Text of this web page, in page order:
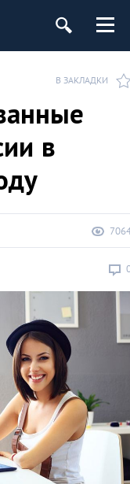
В ЗАКЛАДКИ
в